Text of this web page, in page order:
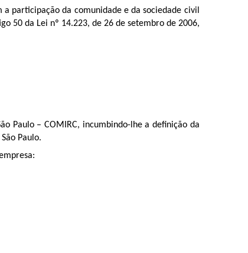
participação da comunidade e da sociedade civil
50 da Lei nº 14.223, de 26 de setembro de 2006,
Paulo – COMIRC, incumbindo-lhe a definição da
Paulo.